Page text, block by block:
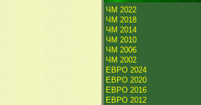
ЧМ 2022
ЧМ 2018
ЧМ 2014
ЧМ 2010
ЧМ 2006
ЧМ 2002
ЕВРО 2024
ЕВРО 2020
ЕВРО 2016
ЕВРО 2012